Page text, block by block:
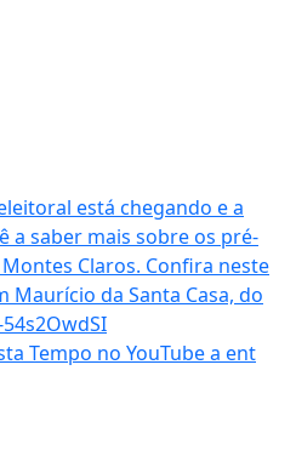
Tempo no YouTube a ent